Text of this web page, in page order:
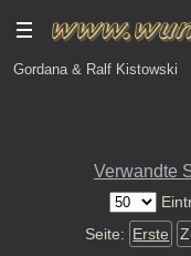
Gordana & Ralf Kistowski
Verwandte
Seite: Erste